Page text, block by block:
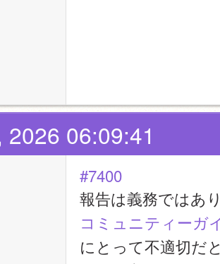
2026 06:09:41
#7400
報告は義務ではあ
コミュニティーガ
にとって不適切だ